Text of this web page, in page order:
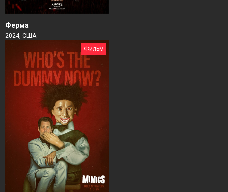
Ферма
2024, США
Фильм